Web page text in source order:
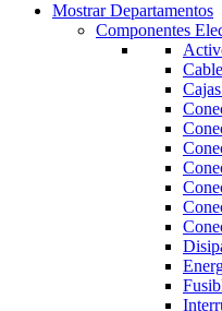
Mostrar Departamentos
Componentes
Cable